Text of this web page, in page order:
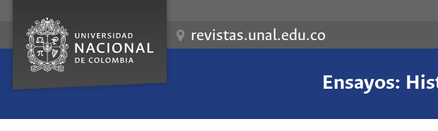
revistas.unal.edu.co
Ensayos: